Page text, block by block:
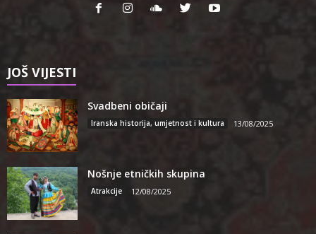
JOŠ VIJESTI
Svadbeni običaji
Iranska historija, umjetnost i kultura 13/08/2025
Nošnje etničkih skupina
Atrakcije 12/08/2025